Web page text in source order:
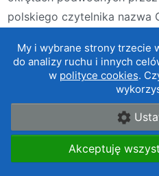
polskiego czytelnika nazwa
Mocne strony:
Rekordowe
zleceń wielokrotnie
sprzedaż.
Gripen jako realna
My i wybrane strony trzecie
do analizy ruchu i innych
w polityce cookies.
Akceptuję